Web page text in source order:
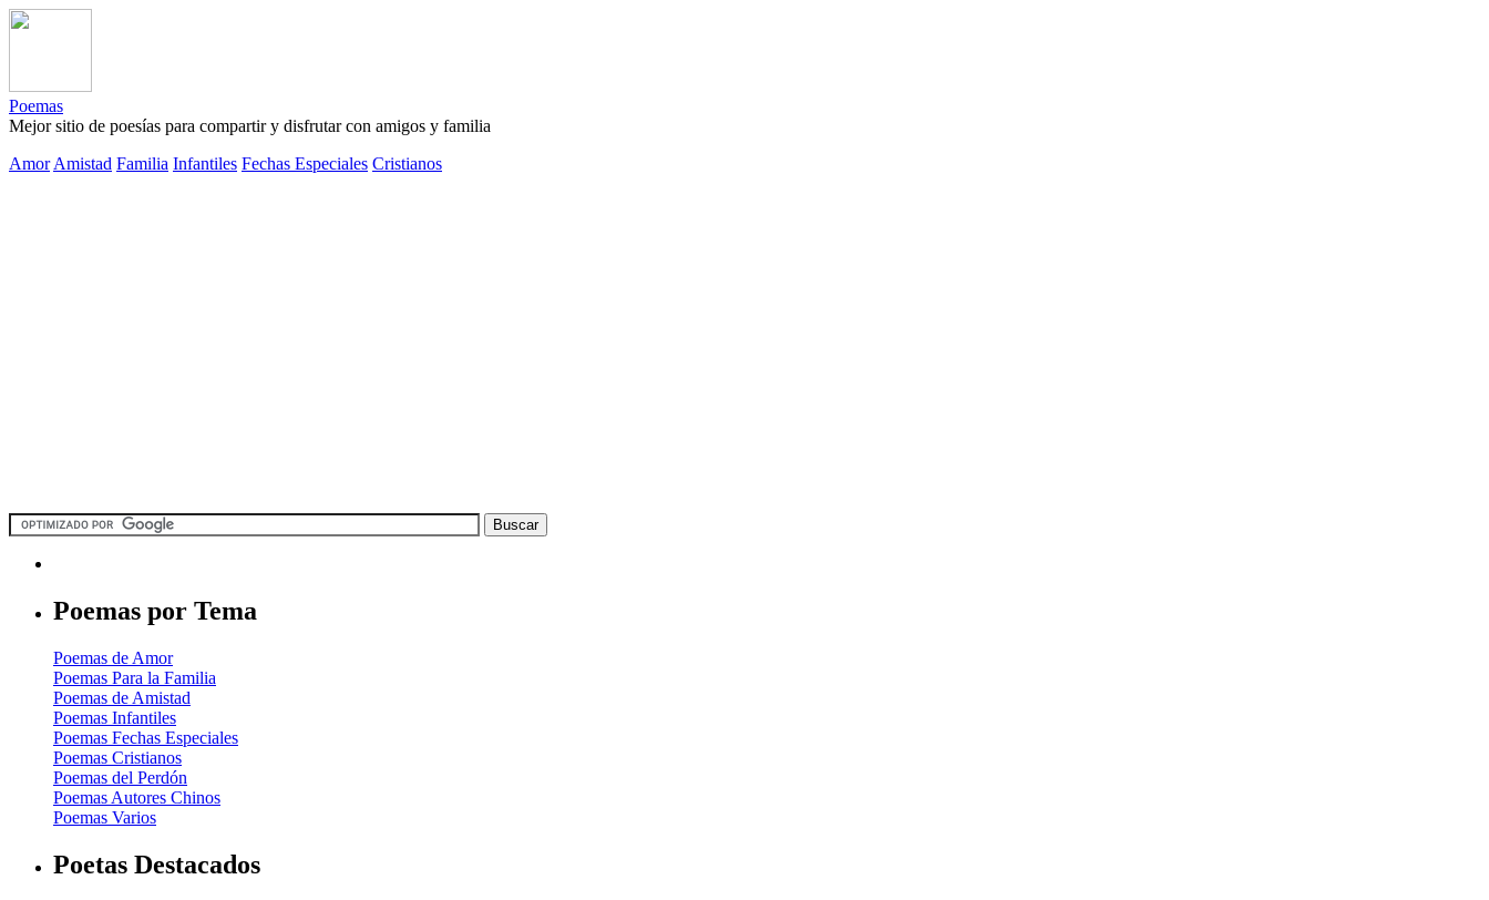
Poemas
Mejor sitio de poesías para compartir y disfrutar con amigos y familia
Amor Amistad Familia Infantiles Fechas Especiales Cristianos
Poemas por Tema
Poemas de Amor
Poemas Para la Familia
Poemas de Amistad
Poemas Infantiles
Poemas Fechas Especiales
Poemas Cristianos
Poemas del Perdón
Poemas Autores Chinos
Poemas Varios
Poetas Destacados